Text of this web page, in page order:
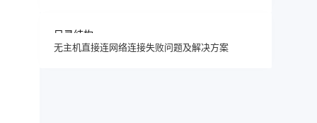
目录结构
无主机直接连网络连接失败问题及解决方案